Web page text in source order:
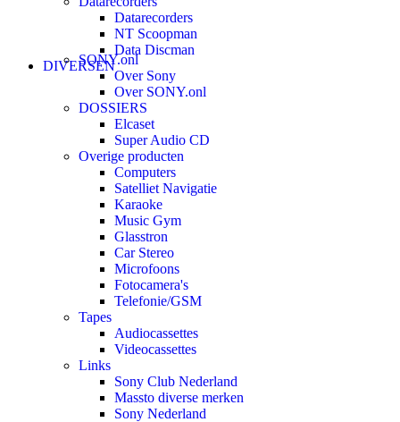
Datarecorders
NT Scoopman
Data Discman
DIVERSEN
SONY.onl
Over Sony
Over SONY.onl
DOSSIERS
Elcaset
Super Audio CD
Overige producten
Computers
Satelliet Navigatie
Karaoke
Music Gym
Glasstron
Car Stereo
Microfoons
Fotocamera's
Telefonie/GSM
Tapes
Audiocassettes
Videocassettes
Links
Sony Club Nederland
Massto diverse merken
Sony Nederland